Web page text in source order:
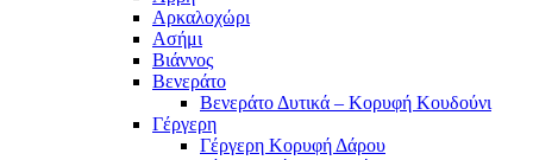
Αρκαλοχώρι
Ασήμι
Βιάννος
Βενεράτο
Βενεράτο Δυτικά – Κορυφή Κουδούνι
Γέργερη
Γέργερη Κορυφή Δάρου